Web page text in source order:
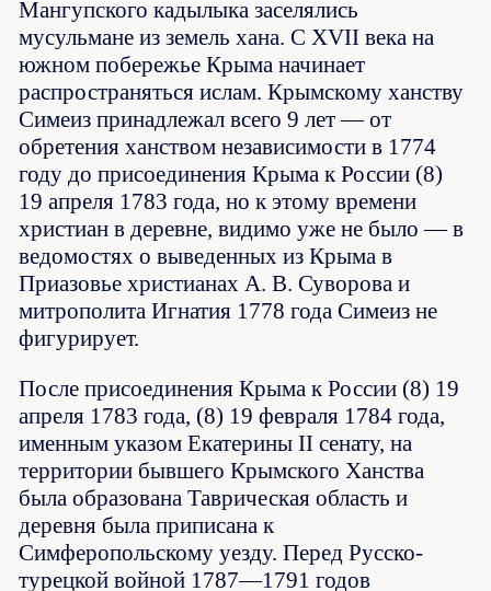
Мангупского кадылыка заселялись
мусульмане из земель хана. С XVII века на
южном побережье Крыма начинает
распространяться ислам. Крымскому ханству
Симеиз принадлежал всего 9 лет — от
обретения ханством независимости в 1774
году до присоединения Крыма к России (8)
19 апреля 1783 года, но к этому времени
христиан в деревне, видимо уже не было — в
ведомостях о выведенных из Крыма в
Приазовье христианах А. В. Суворова и
митрополита Игнатия 1778 года Симеиз не
фигурирует.
После присоединения Крыма к России (8) 19
апреля 1783 года, (8) 19 февраля 1784 года,
именным указом Екатерины II сенату, на
территории бывшего Крымского Ханства
была образована Таврическая область и
деревня была приписана к
Симферопольскому уезду. Перед Русско-
турецкой войной 1787—1791 годов